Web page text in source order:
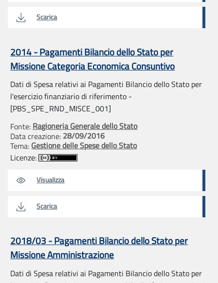
Scarica
2014 - Pagamenti Bilancio dello Stato per
Missione Categoria Economica Consuntivo
Dati di Spesa relativi ai Pagamenti Bilancio dello Stato per
l'esercizio finanziario di riferimento -
[PBS_SPE_RND_MISCE_001]
Fonte: Ragioneria Generale dello Stato
Data creazione: 28/09/2016
Tema: Gestione delle Spese dello Stato
Licenze:
Visualizza
Scarica
2018/03 - Pagamenti Bilancio dello Stato per
Missione Amministrazione
Dati di Spesa relativi ai Pagamenti Bilancio dello Stato per